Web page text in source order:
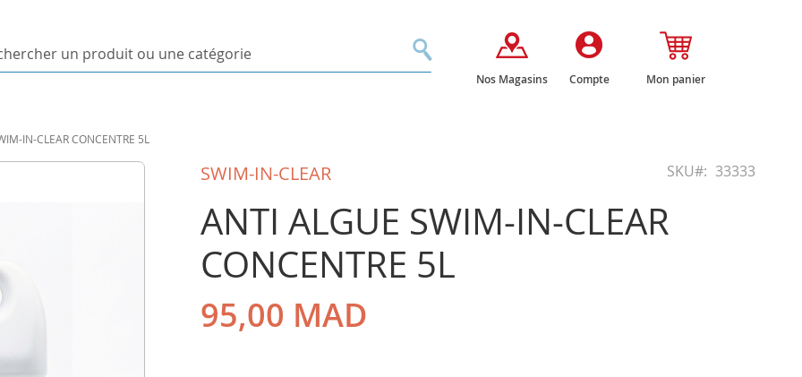
RechercherNos Magasins Compte Mon panier
IN-CLEAR CONCENTRE 5L
SWIM-IN-CLEAR SKU 33333
ANTI ALGUE SWIM-IN-CLEAR
CONCENTRE 5L
95,00 MAD